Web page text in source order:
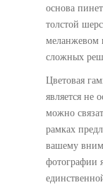
основа
толстой
меланжевом
сложных
Цветовая
является не
можно
рамках
вашему
фотографии